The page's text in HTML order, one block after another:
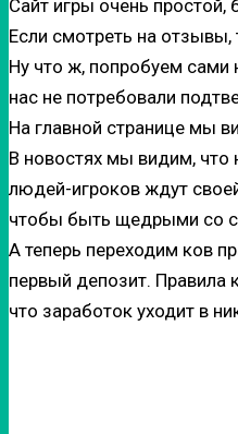
Сайт игры очень простой,
Если смотреть на отзывы,
Ну что ж, попробуем сами
нас не потребовали
На главной странице мы
В новостях мы видим, что
людей-игроков ждут
чтобы быть щедрыми со
А теперь переходим ков
первый депозит. Правила
что заработок уходит в